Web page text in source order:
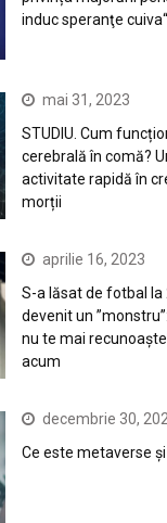
induc speranţe cuiva“
mai 31, 2023
STUDIU. Cum
cerebrală în comă?
activitate rapidă în
morții
aprilie 16, 2023
S-a lăsat de fotbal la
devenit un
nu te mai
acum
decembrie 30,
Ce este metaverse